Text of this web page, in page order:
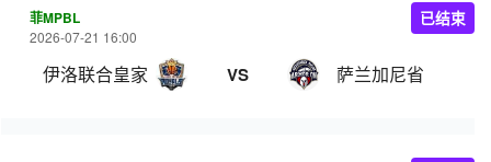
菲MPBL
2026-07-21 16:00
伊洛联合皇家 VS 萨兰加尼省
已结束